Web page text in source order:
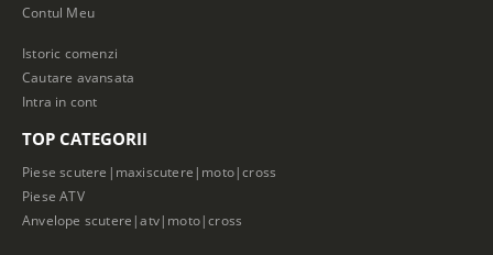
Contul Meu
Istoric comenzi
Cautare avansata
Intra in cont
TOP CATEGORII
Piese scutere|maxiscutere|moto|cross
Piese ATV
Anvelope scutere|atv|moto|cross